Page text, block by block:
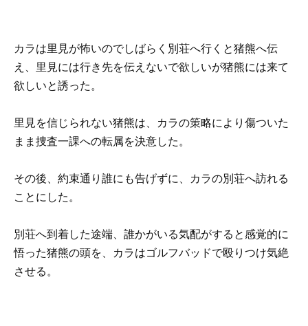
カラは里見が怖いのでしばらく別荘へ行くと猪熊へ伝
え、里見には行き先を伝えないで欲しいが猪熊には来て
欲しいと誘った。
里見を信じられない猪熊は、カラの策略により傷ついた
まま捜査一課への転属を決意した。
その後、約束通り誰にも告げずに、カラの別荘へ訪れる
ことにした。
別荘へ到着した途端、誰かがいる気配がすると感覚的に
悟った猪熊の頭を、カラはゴルフバッドで殴りつけ気絶
させる。